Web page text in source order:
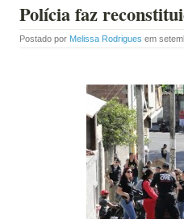
Polícia faz
Postado por Melissa Rodrigues em